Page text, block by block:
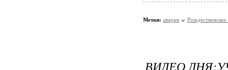
Метки: авария Рождественское
ВИДЕО